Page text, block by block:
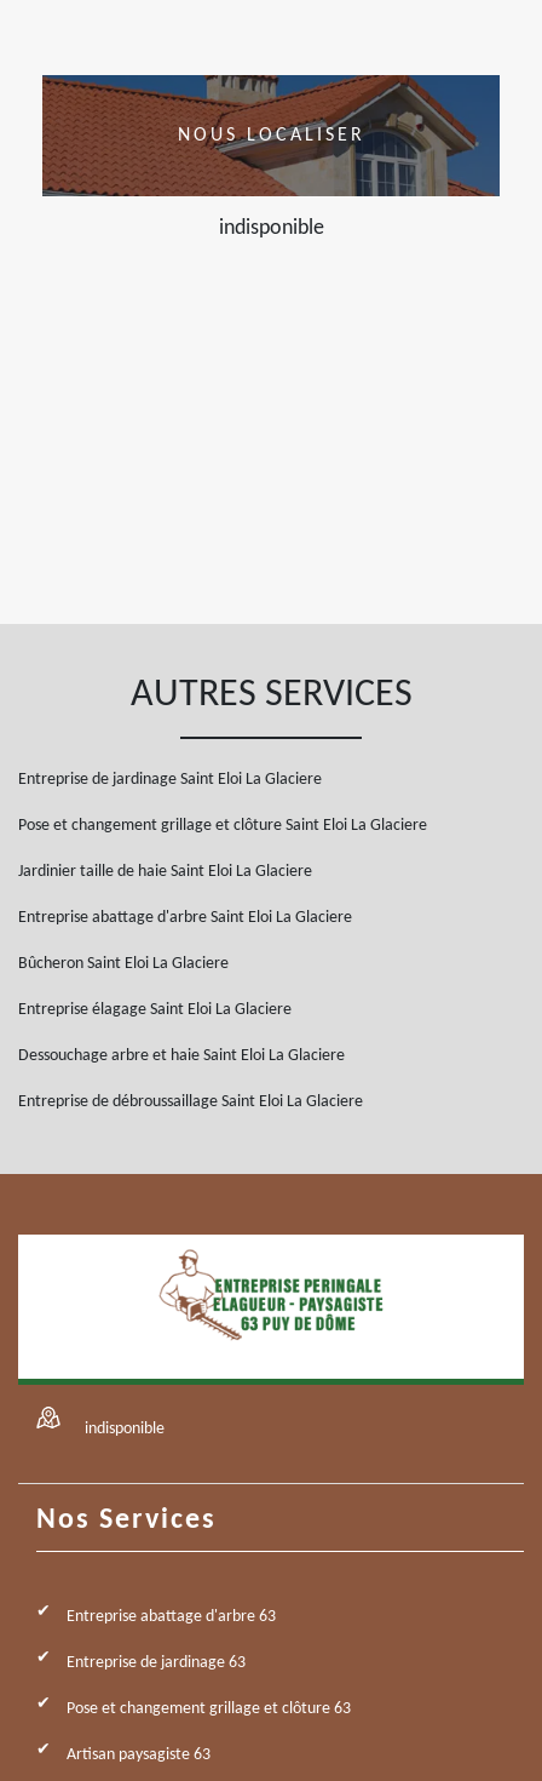
NOUS LOCALISER
indisponible
AUTRES SERVICES
Entreprise de jardinage Saint Eloi La Glaciere
Pose et changement grillage et clôture Saint Eloi La Glaciere
Jardinier taille de haie Saint Eloi La Glaciere
Entreprise abattage d'arbre Saint Eloi La Glaciere
Bûcheron Saint Eloi La Glaciere
Entreprise élagage Saint Eloi La Glaciere
Dessouchage arbre et haie Saint Eloi La Glaciere
Entreprise de débroussaillage Saint Eloi La Glaciere
indisponible
Nos Services
Entreprise abattage d'arbre 63
Entreprise de jardinage 63
Pose et changement grillage et clôture 63
Artisan paysagiste 63